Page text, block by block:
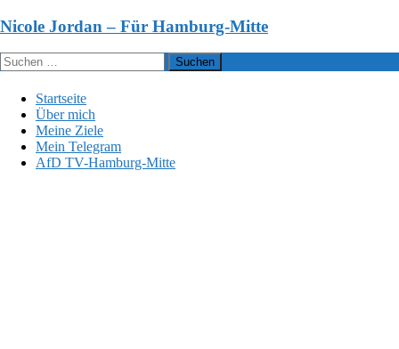
Zum
springen
Nicole Jordan – Für Hamburg-Mitte
Suchen
nach:
Startseite
Über mich
Meine Ziele
Mein Telegram
AfD TV-Hamburg-Mitte